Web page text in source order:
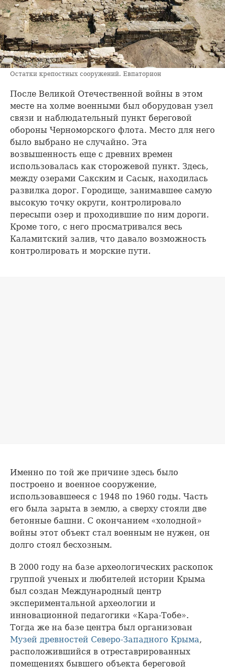
Остатки крепостных сооружений. Евпаторион
После Великой Отечественной войны в этом
месте на холме военными был оборудован узел
связи и наблюдательный пункт береговой
обороны Черноморского флота. Место для него
было выбрано не случайно. Эта
возвышенность еще с древних времен
использовалась как сторожевой пункт. Здесь,
между озерами Сакским и Сасык, находилась
развилка дорог. Городище, занимавшее самую
высокую точку округи, контролировало
пересыпи озер и проходившие по ним дороги.
Кроме того, с него просматривался весь
Каламитский залив, что давало возможность
контролировать и морские пути.
Именно по той же причине здесь было
построено и военное сооружение,
использовавшееся с 1948 по 1960 годы. Часть
его была зарыта в землю, а сверху стояли две
бетонные башни. С окончанием «холодной»
войны этот объект стал военным не нужен, он
долго стоял бесхозным.
В 2000 году на базе археологических раскопок
группой ученых и любителей истории Крыма
был создан Международный центр
экспериментальной археологии и
инновационной педагогики «Кара-Тобе».
Тогда же на базе центра был организован
Музей древностей Северо-Западного Крыма ,
расположившийся в отреставрированных
помещениях бывшего объекта береговой